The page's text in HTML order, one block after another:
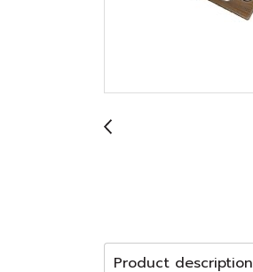
Product description